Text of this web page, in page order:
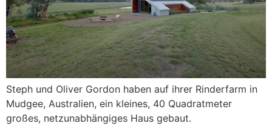
Steph und Oliver Gordon haben auf ihrer Rinderfarm in
Mudgee, Australien, ein kleines, 40 Quadratmeter
großes, netzunabhängiges Haus gebaut.